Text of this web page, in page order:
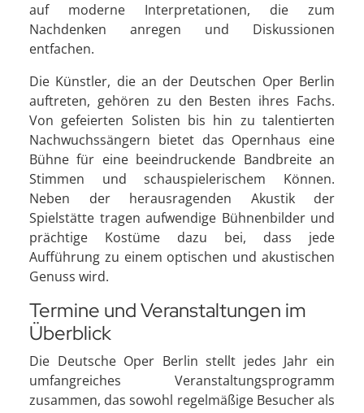
auf moderne Interpretationen, die zum
Nachdenken anregen und Diskussionen
entfachen.
Die Künstler, die an der Deutschen Oper Berlin
auftreten, gehören zu den Besten ihres Fachs.
Von gefeierten Solisten bis hin zu talentierten
Nachwuchssängern bietet das Opernhaus eine
Bühne für eine beeindruckende Bandbreite an
Stimmen und schauspielerischem Können.
Neben der herausragenden Akustik der
Spielstätte tragen aufwendige Bühnenbilder und
prächtige Kostüme dazu bei, dass jede
Aufführung zu einem optischen und akustischen
Genuss wird.
Termine und Veranstaltungen im
Überblick
Die Deutsche Oper Berlin stellt jedes Jahr ein
umfangreiches Veranstaltungsprogramm
zusammen, das sowohl regelmäßige Besucher als